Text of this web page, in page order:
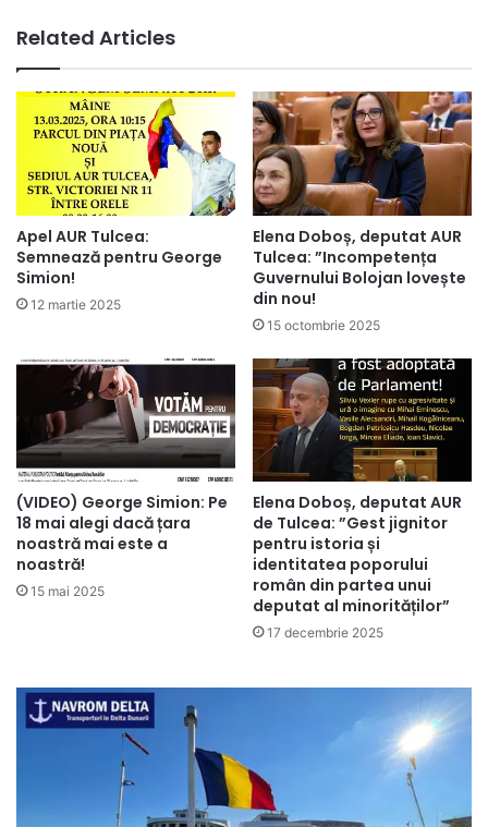
Related Articles
Apel AUR Tulcea:
Semnează pentru George
Simion!
12 martie 2025
Elena Doboș, deputat AUR
Tulcea: ”Incompetența
Guvernului Bolojan lovește
din nou!
15 octombrie 2025
(VIDEO) George Simion: Pe
18 mai alegi dacă țara
noastră mai este a
noastră!
15 mai 2025
Elena Doboș, deputat AUR
de Tulcea: ”Gest jignitor
pentru istoria și
identitatea poporului
român din partea unui
deputat al minorităților”
17 decembrie 2025